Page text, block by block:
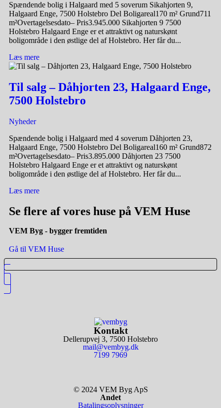
Spændende bolig i Halgaard med 5 soverum Sikahjorten 9,
Halgaard Enge, 7500 Holstebro Del Boligareal170 m² Grund711
m²Overtagelsesdato– Pris3.945.000 Sikahjorten 9 7500
Holstebro Halgaard Enge er et attraktivt og naturskønt
boligområde i den østlige del af Holstebro. Her får du...
Læs mere
Til salg – Dåhjorten 23, Halgaard Enge,
7500 Holstebro
Nyheder
Spændende bolig i Halgaard med 4 soverum Dåhjorten 23,
Halgaard Enge, 7500 Holstebro Del Boligareal160 m² Grund872
m²Overtagelsesdato– Pris3.895.000 Dåhjorten 23 7500
Holstebro Halgaard Enge er et attraktivt og naturskønt
boligområde i den østlige del af Holstebro. Her får du...
Læs mere
Se flere af vores huse på VEM Huse
VEM Byg - bygger fremtiden
Gå til VEM Huse
Kontakt
Dellerupvej 3, 7500 Holstebro
mail@vembyg.dk
7199 7969
© 2024 VEM Byg ApS
Andet
Batalingsoplysninger